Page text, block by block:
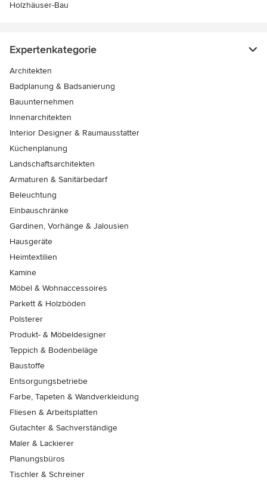
Holzhäuser-Bau
Expertenkategorie
Architekten
Badplanung & Badsanierung
Bauunternehmen
Innenarchitekten
Interior Designer & Raumausstatter
Küchenplanung
Landschaftsarchitekten
Armaturen & Sanitärbedarf
Beleuchtung
Einbauschränke
Gardinen, Vorhänge & Jalousien
Hausgeräte
Heimtextilien
Kamine
Möbel & Wohnaccessoires
Parkett & Holzböden
Polsterer
Produkt- & Möbeldesigner
Teppich & Bodenbeläge
Baustoffe
Entsorgungsbetriebe
Farbe, Tapeten & Wandverkleidung
Fliesen & Arbeitsplatten
Gutachter & Sachverständige
Maler & Lackierer
Planungsbüros
Tischler & Schreiner